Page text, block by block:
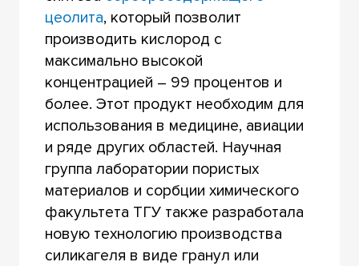
цеолита, который позволит
производить кислород с
максимально высокой
концентрацией – 99 процентов и
более. Этот продукт необходим для
использования в медицине, авиации
и ряде других областей. Научная
группа лаборатории пористых
материалов и сорбции химического
факультета ТГУ также разработала
новую технологию производства
силикагеля в виде гранул или